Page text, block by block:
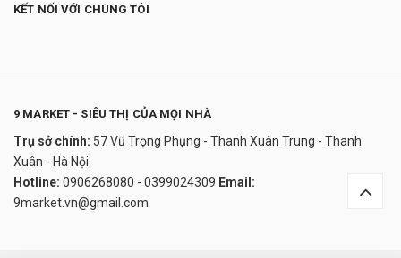
KẾT NỐI VỚI CHÚNG TÔI
9 MARKET - SIÊU THỊ CỦA MỌI NHÀ
Trụ sở chính: 57 Vũ Trọng Phụng - Thanh Xuân Trung - Thanh
Xuân - Hà Nội
Hotline: 0906268080 - 0399024309 Email:
9market.vn@gmail.com
sóng, lò nướng, tủ đông
280.000₫